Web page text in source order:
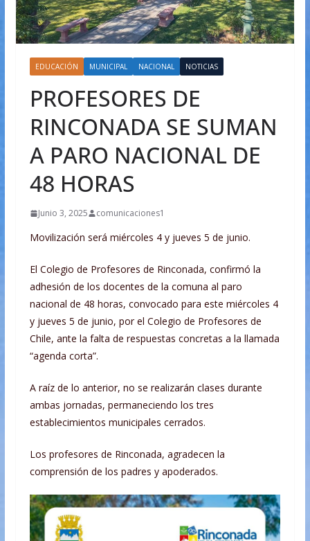
EDUCACIÓN MUNICIPAL NACIONAL NOTICIAS
PROFESORES DE
RINCONADA SE SUMAN
A PARO NACIONAL DE
48 HORAS
Junio 3, 2025 comunicaciones1
Movilización será miércoles 4 y jueves 5 de junio.
El Colegio de Profesores de Rinconada, confirmó la
adhesión de los docentes de la comuna al paro
nacional de 48 horas, convocado para este miércoles 4
y jueves 5 de junio, por el Colegio de Profesores de
Chile, ante la falta de respuestas concretas a la llamada
“agenda corta”.
A raíz de lo anterior, no se realizarán clases durante
ambas jornadas, permaneciendo los tres
establecimientos municipales cerrados.
Los profesores de Rinconada, agradecen la
comprensión de los padres y apoderados.